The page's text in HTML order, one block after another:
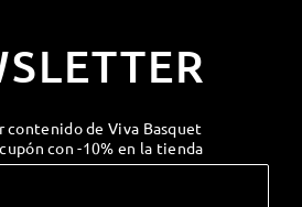
contenido de Viva Basquet
con -10% en la tienda